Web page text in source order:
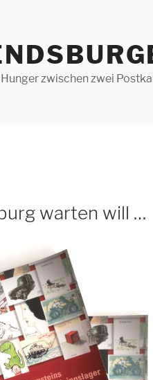
zwischen zwei
warten will …